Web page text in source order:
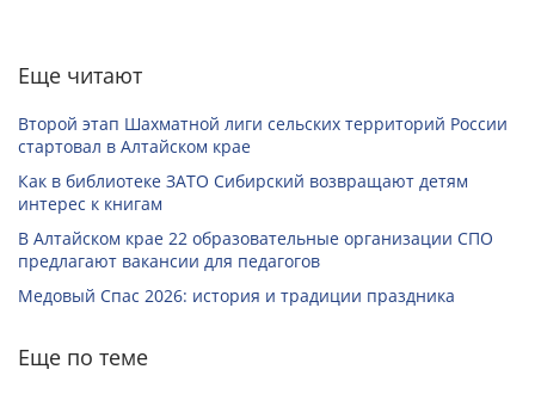
Еще читают
Второй этап Шахматной лиги сельских территорий России
стартовал в Алтайском крае
Как в библиотеке ЗАТО Сибирский возвращают детям
интерес к книгам
В Алтайском крае 22 образовательные организации СПО
предлагают вакансии для педагогов
Медовый Спас 2026: история и традиции праздника
Еще по теме